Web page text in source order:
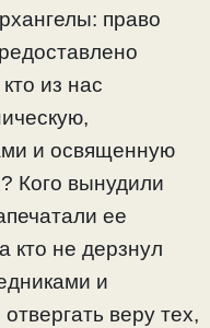
право
из нас
и освященную
Кого вынудили
ее
кто не дерзнул
и
веру тех,